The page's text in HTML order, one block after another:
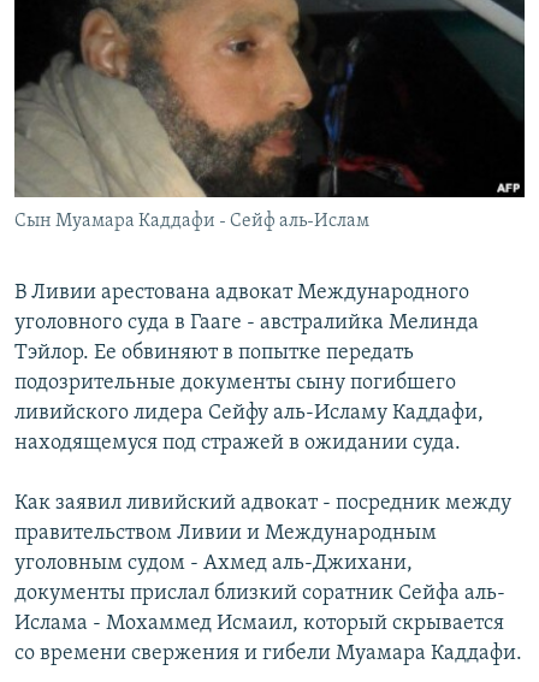
ПОДПИШИТЕСЬ НА РАССЫЛКУ
СОЦИАЛЬНЫЕ СЕТИ
Сын Муамара Каддафи - Сейф аль-Ислам
В Ливии арестована адвокат Международного
уголовного суда в Гааге - австралийка Мелинда
Тэйлор. Ее обвиняют в попытке передать
подозрительные документы сыну погибшего
ливийского лидера Сейфу аль-Исламу Каддафи,
находящемуся под стражей в ожидании суда.
Как заявил ливийский адвокат - посредник между
правительством Ливии и Международным
уголовным судом - Ахмед аль-Джихани,
документы прислал близкий соратник Сейфа аль-
Ислама - Мохаммед Исмаил, который скрывается
со времени свержения и гибели Муамара Каддафи.